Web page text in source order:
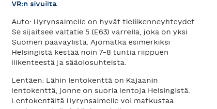
VR:n sivuilta
Auto: Hyrynsalmelle on hyvät tieliikenneyhteydet.
Se sijaitsee valtatie 5 (E63) varrella, joka on yksi
Suomen pääväylistä. Ajomatka esimerkiksi
Helsingistä kestää noin 7-8 tuntia riippuen
liikenteestä ja sääolosuhteista.
Lentäen: Lähin lentokenttä on Kajaanin
lentokenttä, jonne on suoria lentoja Helsingistä.
Lentokentältä Hyrynsalmelle voi matkustaa